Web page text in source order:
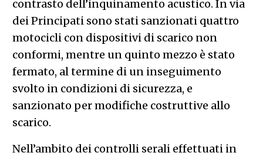
contrasto dell’inquinamento acustico. In via
dei Principati sono stati sanzionati quattro
motocicli con dispositivi di scarico non
conformi, mentre un quinto mezzo è stato
fermato, al termine di un inseguimento
svolto in condizioni di sicurezza, e
sanzionato per modifiche costruttive allo
scarico.
Nell’ambito dei controlli serali effettuati in